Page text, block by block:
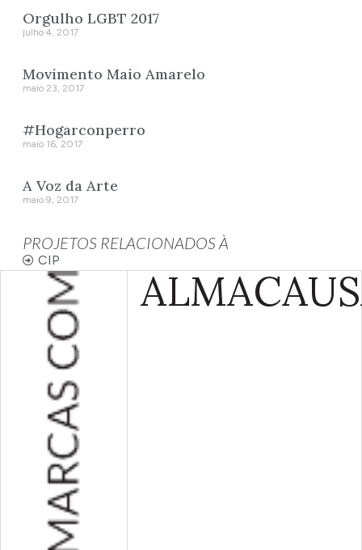
Orgulho LGBT 2017
julho 4, 2017
Movimento Maio Amarelo
maio 23, 2017
#Hogarconperro
maio 16, 2017
A Voz da Arte
maio 9, 2017
PROJETOS RELACIONADOS À
CIP
ALMA